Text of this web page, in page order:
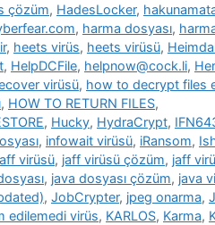
çözüm, HadesLocker,
, harma dosyası,
, heets virüs, heets virüsü,
, HelpDCFile, helpnow@cock.li,
virüsü, how to decrypt files
, HOW TO RETURN FILES,
, Hucky, HydraCrypt,
, infowait virüsü, iRansom,
virüsü, jaff virüsü çözüm, jaff
, java dosyası çözüm, java
, JobCrypter, jpeg onarma,
edilemedi virüs, KARLOS, Karma,